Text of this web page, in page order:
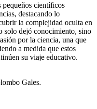
científicos
destacando lo
la complejidad oculta en
solo dejó conocimiento, sino
por la ciencia, una que
a medida que estos
su viaje educativo.
Gales.